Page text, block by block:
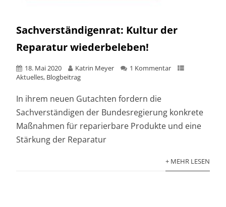
Sachverständigenrat: Kultur der
Reparatur wiederbeleben!
18. Mai 2020 Katrin Meyer
1 Kommentar
Aktuelles, Blogbeitrag
In ihrem neuen Gutachten fordern die
Sachverständigen der Bundesregierung konkrete
Maßnahmen für reparierbare Produkte und eine
Stärkung der Reparatur
+ MEHR LESEN